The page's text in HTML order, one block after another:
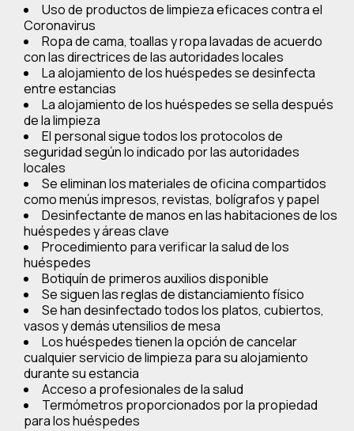
Uso de productos de limpieza eficaces contra el
Coronavirus
Ropa de cama, toallas y ropa lavadas de acuerdo
con las directrices de las autoridades locales
La alojamiento de los huéspedes se desinfecta
entre estancias
La alojamiento de los huéspedes se sella después
de la limpieza
El personal sigue todos los protocolos de
seguridad según lo indicado por las autoridades
locales
Se eliminan los materiales de oficina compartidos
como menús impresos, revistas, bolígrafos y papel
Desinfectante de manos en las habitaciones de los
huéspedes y áreas clave
Procedimiento para verificar la salud de los
huéspedes
Botiquín de primeros auxilios disponible
Se siguen las reglas de distanciamiento físico
Se han desinfectado todos los platos, cubiertos,
vasos y demás utensilios de mesa
Los huéspedes tienen la opción de cancelar
cualquier servicio de limpieza para su alojamiento
durante su estancia
Acceso a profesionales de la salud
Termómetros proporcionados por la propiedad
para los huéspedes